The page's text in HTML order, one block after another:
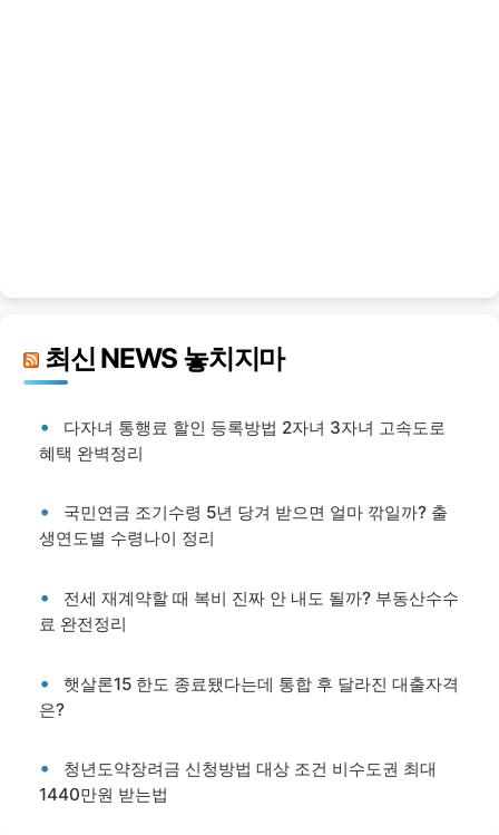
최신 NEWS 놓치지마
다자녀 통행료 할인 등록방법 2자녀 3자녀 고속도로
혜택 완벽정리
국민연금 조기수령 5년 당겨 받으면 얼마 깎일까? 출
생연도별 수령나이 정리
전세 재계약할 때 복비 진짜 안 내도 될까? 부동산수수
료 완전정리
햇살론15 한도 종료됐다는데 통합 후 달라진 대출자격
은?
청년도약장려금 신청방법 대상 조건 비수도권 최대
1440만원 받는법